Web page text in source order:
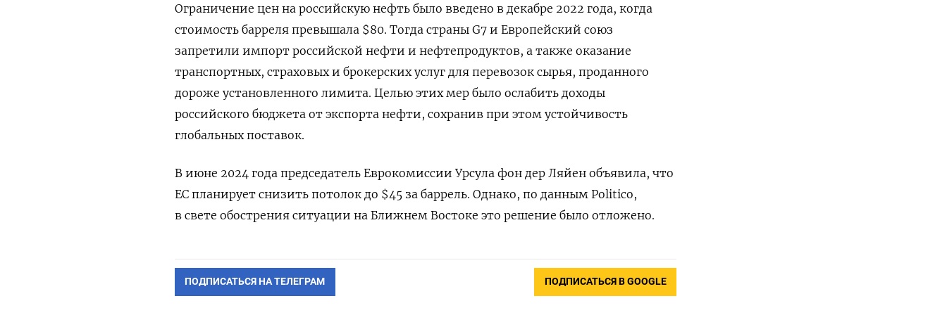
Ограничение цен на российскую нефть было введено в декабре 2022 года, когда
стоимость барреля превышала $80. Тогда страны G7 и Европейский союз
запретили импорт российской нефти и нефтепродуктов, а также оказание
транспортных, страховых и брокерских услуг для перевозок сырья, проданного
дороже установленного лимита. Целью этих мер было ослабить доходы
российского бюджета от экспорта нефти, сохранив при этом устойчивость
глобальных поставок.
В июне 2024 года председатель Еврокомиссии Урсула фон дер Ляйен объявила, что
ЕС планирует снизить потолок до $45 за баррель. Однако, по данным Politico,
в свете обострения ситуации на Ближнем Востоке это решение было отложено.
ПОДПИСАТЬСЯ НА ТЕЛЕГРАМ ПОДПИСАТЬСЯ В GOOGLE